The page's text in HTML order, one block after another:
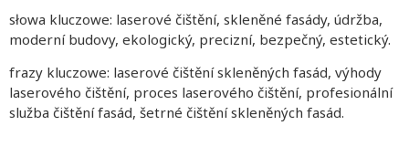
słowa kluczowe: laserové čištění, skleněné fasády, údržba,
moderní budovy, ekologický, precizní, bezpečný, estetický.
frazy kluczowe: laserové čištění skleněných fasád, výhody
laserového čištění, proces laserového čištění, profesionální
služba čištění fasád, šetrné čištění skleněných fasád.